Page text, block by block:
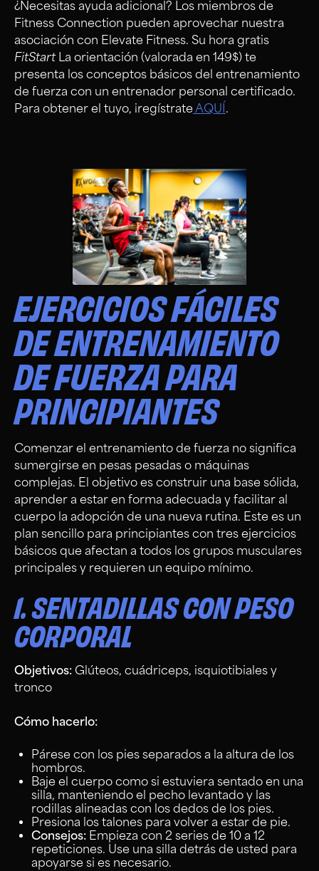
¿Necesitas ayuda adicional? Los miembros de
Fitness Connection pueden aprovechar nuestra
asociación con Elevate Fitness. Su hora gratis
FitStartLa orientación (valorada en 149$) te
presenta los conceptos básicos del entrenamiento
de fuerza con un entrenador personal certificado.
Para obtener el tuyo, ¡regístrate AQUÍ .
EJERCICIOS FÁCILES
DE ENTRENAMIENTO
DE FUERZA PARA
PRINCIPIANTES
Comenzar el entrenamiento de fuerza no significa
sumergirse en pesas pesadas o máquinas
complejas. El objetivo es construir una base sólida,
aprender a estar en forma adecuada y facilitar al
cuerpo la adopción de una nueva rutina. Este es un
plan sencillo para principiantes con tres ejercicios
básicos que afectan a todos los grupos musculares
principales y requieren un equipo mínimo.
1. SENTADILLAS CON PESO
CORPORAL
Objetivos: Glúteos, cuádriceps, isquiotibiales y
tronco
Cómo hacerlo:
Párese con los pies separados a la altura de los
hombros.
Baje el cuerpo como si estuviera sentado en una
silla, manteniendo el pecho levantado y las
rodillas alineadas con los dedos de los pies.
Presiona los talones para volver a estar de pie.
Consejos: Empieza con 2 series de 10 a 12
repeticiones. Use una silla detrás de usted para
apoyarse si es necesario.